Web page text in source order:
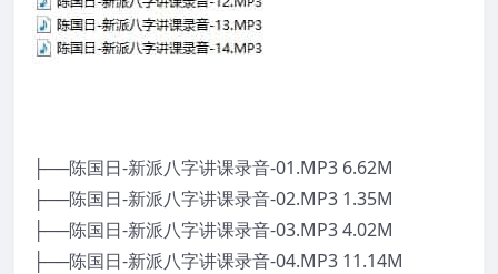
├──陈国日-新派八字讲课录音-01.MP3 6.62M
├──陈国日-新派八字讲课录音-02.MP3 1.35M
├──陈国日-新派八字讲课录音-03.MP3 4.02M
├──陈国日-新派八字讲课录音-04.MP3 11.14M